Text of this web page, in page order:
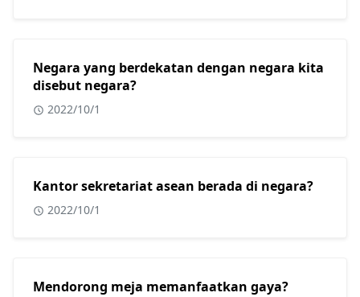
Negara yang berdekatan dengan negara kita
disebut negara?
2022/10/1
Kantor sekretariat asean berada di negara?
2022/10/1
Mendorong meja memanfaatkan gaya?